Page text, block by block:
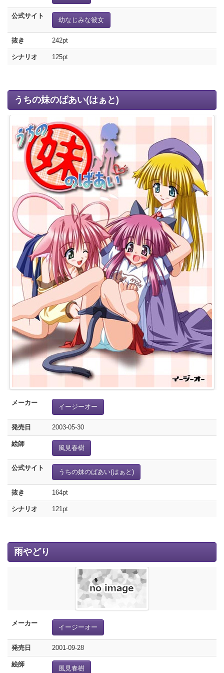
公式サイト
幼なじみな彼女
抜き 242pt
シナリオ 125pt
うちの妹のばあい(はぁと)
メーカー
イージーオー
発売日 2003-05-30
絵師
風見春樹
公式サイト
うちの妹のばあい(はぁと)
抜き 164pt
シナリオ 121pt
雨やどり
メーカー
イージーオー
発売日 2001-09-28
絵師
風見春樹